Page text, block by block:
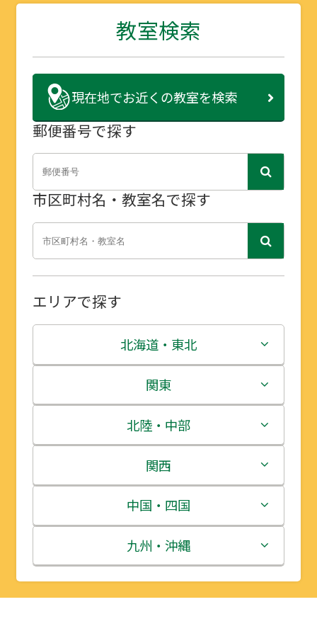
教室検索
現在地でお近くの教室を検索
郵便番号で探す
市区町村名・教室名で探す
エリアで探す
北海道・東北
北海道
青森県
岩手県
宮城県
秋田県
山形県
関東
茨城県
栃木県
群馬県
埼玉県
千葉県
北陸・中部
新潟県
富山県
石川県
福井県
関西
三重県
滋賀県
京都府
中国・四国
鳥取県
島根県
九州・沖縄
福岡県